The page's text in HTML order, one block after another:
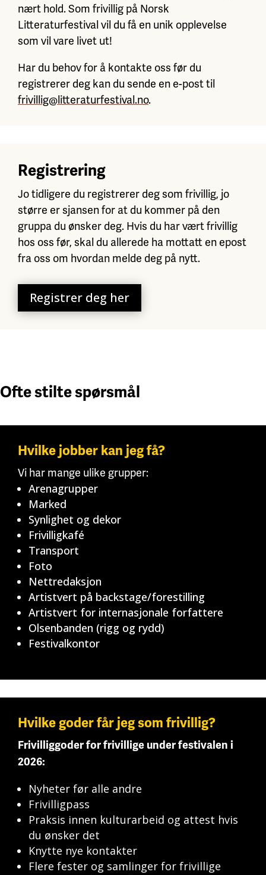
nært hold. Som frivillig på Norsk
Litteraturfestival vil du få en unik opplevelse
som vil vare livet ut!
Har du behov for å kontakte oss før du
registrerer deg kan du sende en e-post til
frivillig@litteraturfestival.no.
Registrering
Jo tidligere du registrerer deg som frivillig, jo
større er sjansen for at du kommer på den
gruppa du ønsker deg. Hvis du har vært frivillig
hos oss før, skal du allerede ha mottatt en epost
fra oss om hvordan melde deg på nytt.
Registrer deg her
Ofte stilte spørsmål
Hvilke jobber kan jeg få?
Vi har mange ulike grupper:
Arenagrupper
Marked
Synlighet og dekor
Frivilligkafé
Transport
Foto
Nettredaksjon
Artistvert på backstage/forestilling
Artistvert for internasjonale forfattere
Olsenbanden (rigg og rydd)
Festivalkontor
Hvilke goder får jeg som frivillig?
Frivilliggoder for frivillige under festivalen i
2026:
Nyheter før alle andre
Frivilligpass
Praksis innen kulturarbeid og attest hvis
du ønsker det
Knytte nye kontakter
Flere fester og samlinger for frivillige